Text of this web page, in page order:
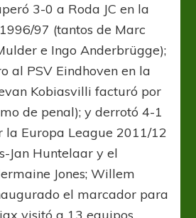
3-0 a Roda JC en la
97 (tantos de Marc
e Ingo Anderbrügge);
al PSV Eindhoven en la
Kobiasvilli facturó por
de penal); y derrotó 4-1
la Europa League 2011/12
Jan Huntelaar y el
Jones; Willem
el marcador para